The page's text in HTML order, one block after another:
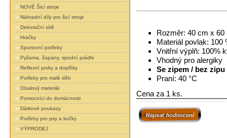
NOVÉ Šicí stroje
Náhradní díly pro šicí stroje
Dekorační sítě
Hračky
Sportovní potřeby
Pyžama, župany, spodní prádlo
Reflexní prvky a doplňky
Potřeby pro malé děti
Obalový materiál
Pomocníci do domácnosti
Dárkové poukazy
Potřeby pro psy a kočky
VÝPRODEJ
Rozměr: 40 cm x 60
Materiál povlak: 100
Vnitřní výplň: 100%
Vhodný pro alergiky
Se zipem / bez
Praní: 40 °C
Cena za 1 ks.